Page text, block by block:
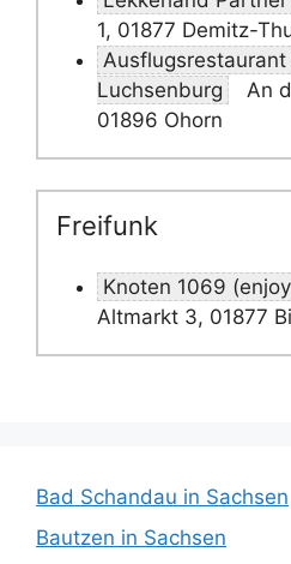
1, 01877 Demitz-
Luchsenburg
An
01896 Ohorn
Freifunk
Knoten 1069
Altmarkt 3, 01877
Bad Schandau in Sachsen
Bautzen in Sachsen